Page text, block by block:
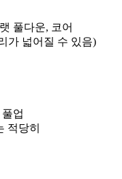
풀다운, 코어
가 넓어질 수 있음)
업
적당히